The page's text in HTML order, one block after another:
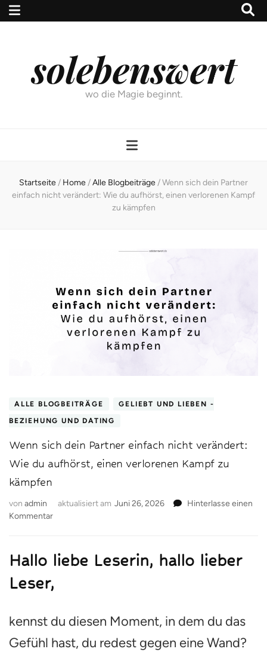
solebenswert
wo die Magie beginnt.
Startseite/ Home/Alle Blogbeiträge/Wenn sich dein Partner
einfach nicht verändert: Wie du aufhörst, einen verlorenen Kampf
zu kämpfen
ALLE BLOGBEITRÄGE
GELIEBT UND LIEBEN -
BEZIEHUNG UND DATING
Wenn sich dein Partner einfach nicht verändert:
Wie du aufhörst, einen verlorenen Kampf zu
kämpfen
von admin aktualisiert am Juni 26, 2026
Hinterlasse einen
Kommentarzu
dein
Partner
nicht
Wie
du
aufhörst,
Hallo liebe Leserin, hallo lieber
Leser,
kennst du diesen Moment, in dem du das
Gefühl hast, du redest gegen eine Wand?